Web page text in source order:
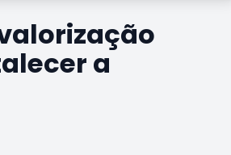
a